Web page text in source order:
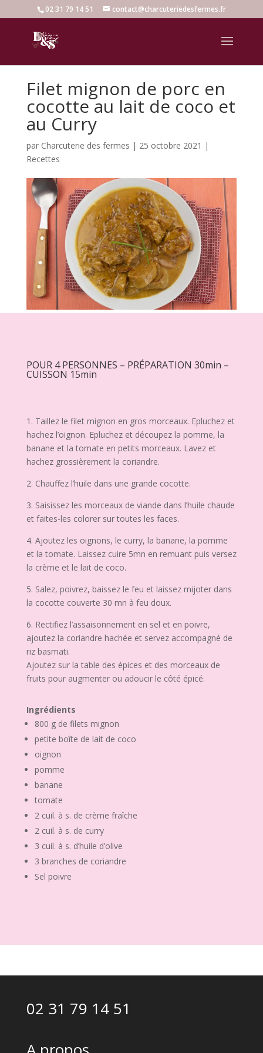
02 31 79 14 51 contact@charcuteriedesfermes.fr
Filet mignon de porc en
cocotte au lait de coco et
au Curry
par Charcuterie des fermes | 25 octobre 2021 |
Recettes
POUR 4 PERSONNES – PRÉPARATION 30min –
CUISSON 15min
1. Taillez le filet mignon en gros morceaux. Epluchez et
hachez l’oignon. Epluchez et découpez la pomme, la
banane et la tomate en petits morceaux. Lavez et
hachez grossièrement la coriandre.
2. Chauffez l’huile dans une grande cocotte.
3. Saisissez les morceaux de viande dans l’huile chaude
et faites-les colorer sur toutes les faces.
4. Ajoutez les oignons, le curry, la banane, la pomme
et la tomate. Laissez cuire 5mn en remuant puis versez
la crème et le lait de coco.
5. Salez, poivrez, baissez le feu et laissez mijoter dans
la cocotte couverte 30 mn à feu doux.
6. Rectifiez l’assaisonnement en sel et en poivre,
ajoutez la coriandre hachée et servez accompagné de
riz basmati.
Ajoutez sur la table des épices et des morceaux de
fruits pour augmenter ou adoucir le côté épicé.
Ingrédients
800 g de filets mignon
petite boîte de lait de coco
oignon
pomme
banane
tomate
2 cuil. à s. de crème fraîche
2 cuil. à s. de curry
3 cuil. à s. d’huile d’olive
3 branches de coriandre
Sel poivre
02 31 79 14 51